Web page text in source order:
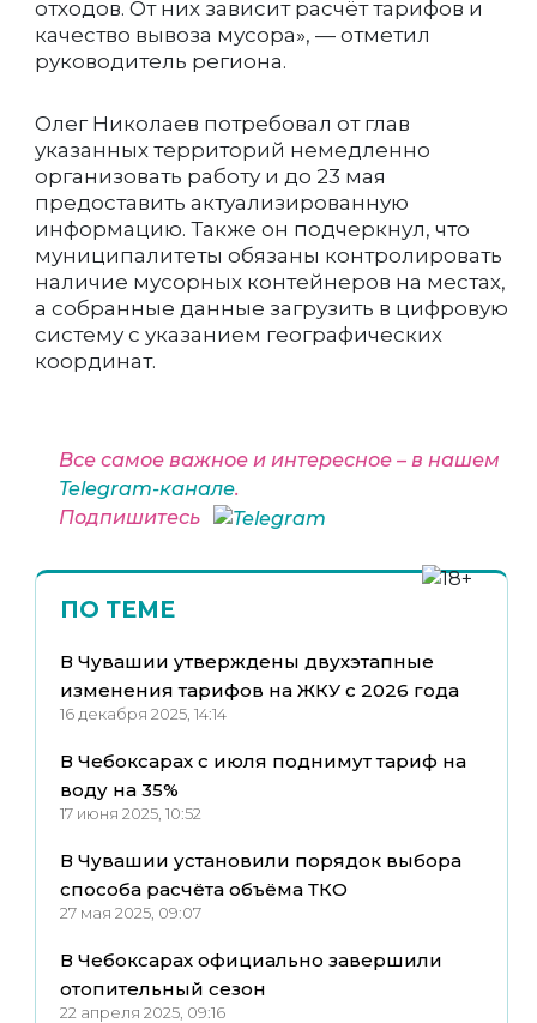
отходов. От них зависит расчёт тарифов и
качество вывоза мусора», — отметил
руководитель региона.
Олег Николаев потребовал от глав
указанных территорий немедленно
организовать работу и до 23 мая
предоставить актуализированную
информацию. Также он подчеркнул, что
муниципалитеты обязаны контролировать
наличие мусорных контейнеров на местах,
а собранные данные загрузить в цифровую
систему с указанием географических
координат.
Все самое важное и интересное – в нашем
Telegram-канале.
Подпишитесь
ПО ТЕМЕ
В Чувашии утверждены двухэтапные
изменения тарифов на ЖКУ с 2026 года
16 декабря 2025, 14:14
В Чебоксарах с июля поднимут тариф на
воду на 35%
17 июня 2025, 10:52
В Чувашии установили порядок выбора
способа расчёта объёма ТКО
27 мая 2025, 09:07
В Чебоксарах официально завершили
отопительный сезон
22 апреля 2025, 09:16